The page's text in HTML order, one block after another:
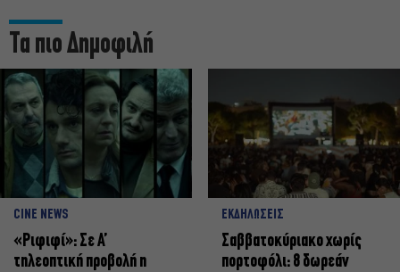
Τα πιο Δημοφιλή
CINE NEWS
«Ριφιφί»: Σε Α’
τηλεοπτική προβολή η
ΕΚΔΗΛΩΣΕΙΣ
Σαββατοκύριακο χωρίς
πορτοφόλι: 8 δωρεάν